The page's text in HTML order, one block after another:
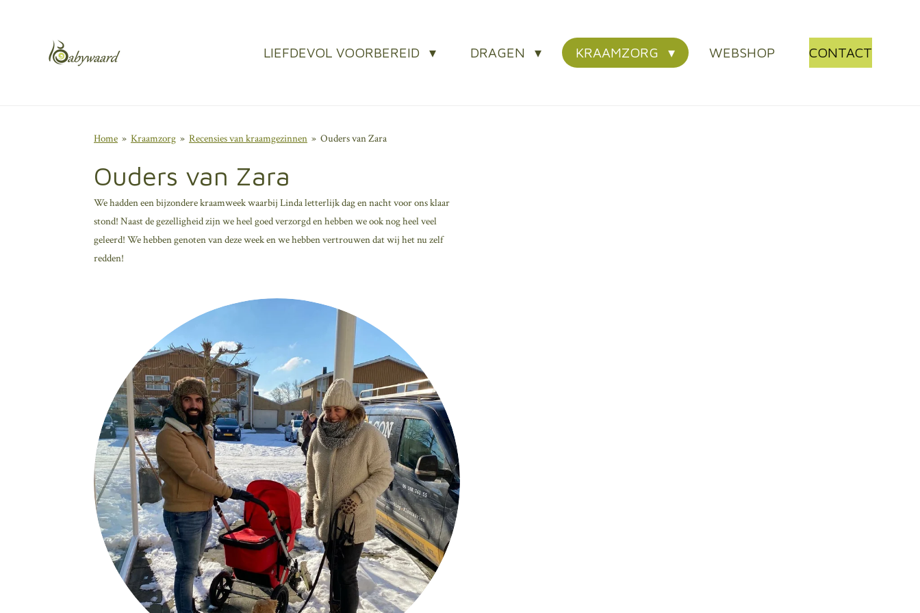
LIEFDEVOL VOORBEREID DRAGEN KRAAMZORG WEBSHOP CONTACT
Home » Kraamzorg » Recensies van kraamgezinnen » Ouders van Zara
Ouders van Zara
We hadden een bijzondere kraamweek waarbij Linda letterlijk dag en nacht voor ons klaar
stond! Naast de gezelligheid zijn we heel goed verzorgd en hebben we ook nog heel veel
geleerd! We hebben genoten van deze week en we hebben vertrouwen dat wij het nu zelf
redden!